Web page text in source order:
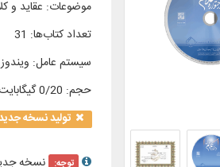
موضوعات: عقاید و
تعداد کتاب‌ها:
31
سیستم عامل: ویندوز 7 به بالا
حجم: 0/20 گیگابایت
تولید نسخه
توجه: نسخه